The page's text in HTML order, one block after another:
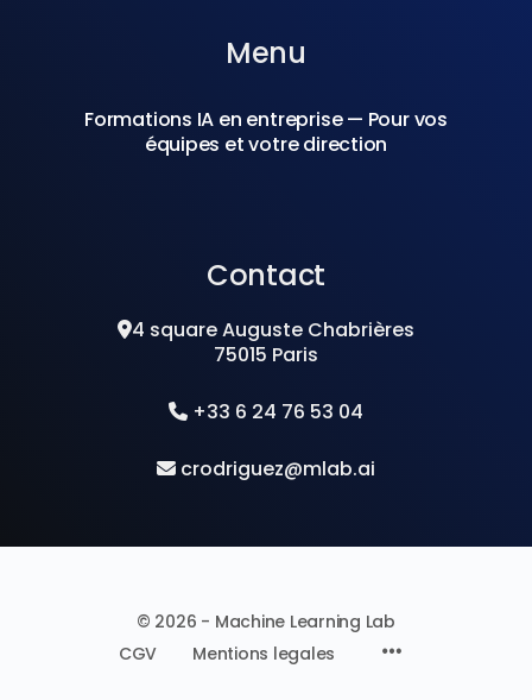
Menu
Formations IA en entreprise — Pour vos
équipes et votre direction
Contact
4 square Auguste Chabrières
75015 Paris
+33 6 24 76 53 04
crodriguez@mlab.ai
© 2026 - Machine Learning Lab
CGV
Mentions legales